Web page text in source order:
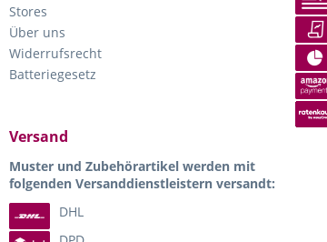
Stores
Über uns
Widerrufsrecht
Batteriegesetz
Versand
Muster und Zubehörartikel werden mit
folgenden Versanddienstleistern versandt:
DHL